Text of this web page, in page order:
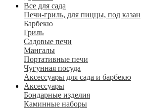
Все для сада
Печи-гриль, для пиццы, под казан
Барбекю
Гриль
Садовые печи
Мангалы
Портативные печи
Чугунная посуда
Аксессуары для сада и барбекю
Аксессуары
Бондарные изделия
Каминные наборы